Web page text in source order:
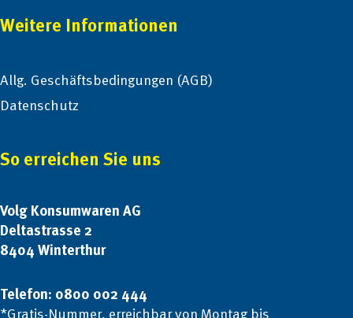
Weitere Informationen
Allg. Geschäftsbedingungen (AGB)
Datenschutz
So erreichen Sie uns
Volg Konsumwaren AG
Deltastrasse 2
8404 Winterthur
Telefon: 0800 002 444
*Gratis-Nummer, erreichbar von Montag bis